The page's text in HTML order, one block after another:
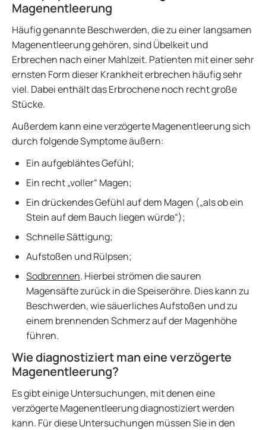
Magenentleerung
Häufig genannte Beschwerden, die zu einer langsamen
Magenentleerung gehören, sind Übelkeit und
Erbrechen nach einer Mahlzeit. Patienten mit einer sehr
ernsten Form dieser Krankheit erbrechen häufig sehr
viel. Dabei enthält das Erbrochene noch recht große
Stücke.
Außerdem kann eine verzögerte Magenentleerung sich
durch folgende Symptome äußern:
Ein aufgeblähtes Gefühl;
Ein recht „voller“ Magen;
Ein drückendes Gefühl auf dem Magen („als ob ein
Stein auf dem Bauch liegen würde“);
Schnelle Sättigung;
Aufstoßen und Rülpsen;
Sodbrennen. Hierbei strömen die sauren
Magensäfte zurück in die Speiseröhre. Dies kann zu
Beschwerden, wie säuerliches Aufstoßen und zu
einem brennenden Schmerz auf der Magenhöhe
führen.
Wie diagnostiziert man eine verzögerte
Magenentleerung?
Es gibt einige Untersuchungen, mit denen eine
verzögerte Magenentleerung diagnostiziert werden
kann. Für diese Untersuchungen müssen Sie in den